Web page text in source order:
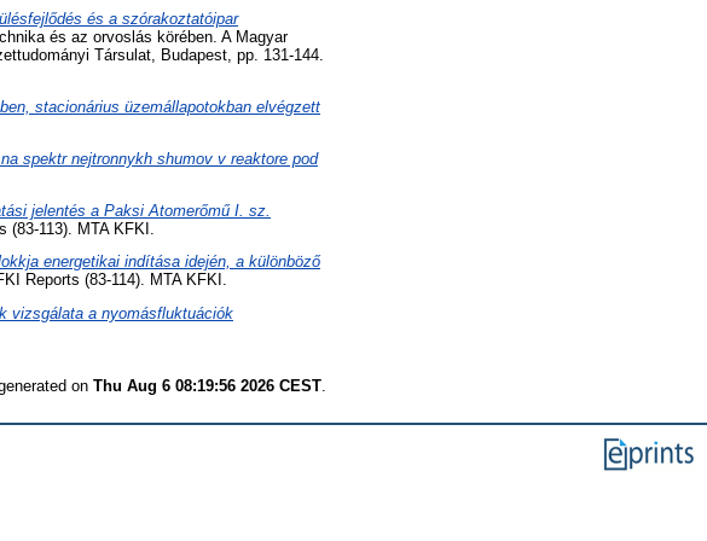
és a szórakoztatóipar
és az orvoslás körében. A Magyar
Társulat, Budapest, pp. 131-144.
stacionárius üzemállapotokban elvégzett
spektr nejtronnykh shumov v reaktore pod
jelentés a Paksi Atomerőmű I. sz.
(83-113). MTA KFKI.
energetikai indítása idején, a különböző
Reports (83-114). MTA KFKI.
vizsgálata a nyomásfluktuációk
on Thu Aug 6 08:19:56 2026 CEST.